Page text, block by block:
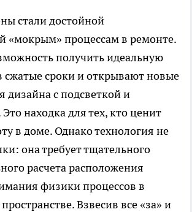
стали достойной
«мокрым» процессам в ремонте.
получить идеальную
сжатые сроки и открывают новые
дизайна с подсветкой и
находка для тех, кто ценит
в доме. Однако технология не
она требует тщательного
расчета расположения
физики процессов в
Взвесив все «за» и